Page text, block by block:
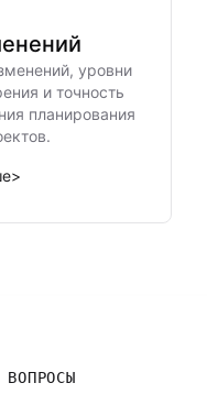
уровни
и точность
планирования
>
ВОПРОСЫ